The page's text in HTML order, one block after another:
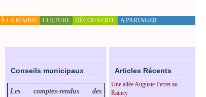
À LA MAIRIE CULTURE DÉCOUVERTE A PARTAGER
Conseils municipaux
Les comptes-rendus des
Articles Récents
Une allée Auguste Perret au
Raincy